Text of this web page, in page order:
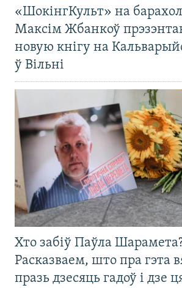
«ШокінгКульт» на
Максім Жбанкоў
новую кнігу на
ў Вільні
Хто забіў Паўла
Расказваем, што пра гэта
празь дзесяць гадоў і дзе